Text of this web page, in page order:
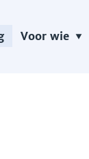
Voor wie